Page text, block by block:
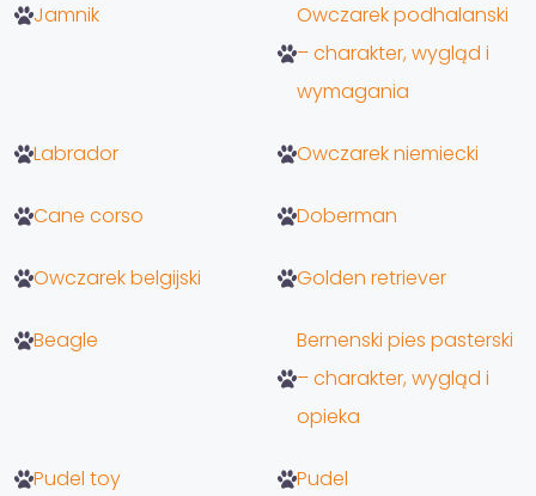
Jamnik
Owczarek podhalanski
– charakter, wygląd i
wymagania
Labrador Owczarek niemiecki
Cane corso Doberman
Owczarek belgijski Golden retriever
Beagle
Bernenski pies pasterski
– charakter, wygląd i
opieka
Pudel toy Pudel